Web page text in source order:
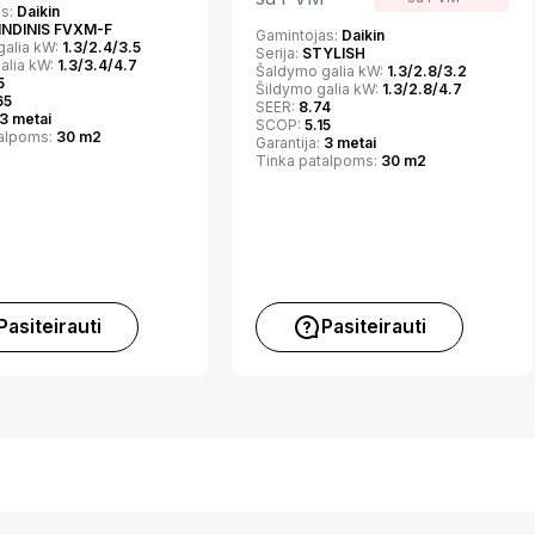
Daikin
FVXM-F
kW: 1.3/2.4/3.5
kW: 1.3/3.4/4.7
3 metai
30 m2
Gamintojas: Daikin
Serija: STYLISH
Šaldymo galia kW: 1.3/2.8/3.2
Šildymo galia kW: 1.3/2.8/4.7
SEER: 8.74
SCOP: 5.15
Garantija: 3 metai
Tinka patalpoms: 30 m2
Pasiteirauti